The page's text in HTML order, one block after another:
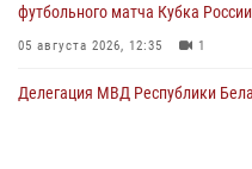
футбольного матча Кубка
05 августа 2026, 12:35 1
Делегация МВД Республики